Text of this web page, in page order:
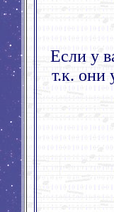
Если у
т.к. они